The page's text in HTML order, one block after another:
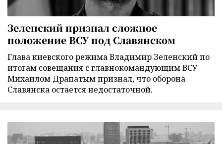
Зеленский признал сложное
положение ВСУ под Славянском
Глава киевского режима Владимир Зеленский по
итогам совещания с главнокомандующим ВСУ
Михаилом Драпатым признал, что оборона
Славянска остается недостаточной.